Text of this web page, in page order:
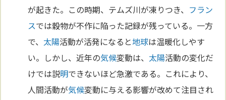
が起きた。この時期、テムズ川が凍りつき、 フラン
スでは穀物が不作に陥った記録が残っている。一方
で、 太陽活動が活発になると地球は温暖化しやす
い。しかし、近年の気候変動は、 太陽活動の変化だ
けでは説明できないほど急激である。これにより、
人間活動が気候変動に与える影響が改めて注目され